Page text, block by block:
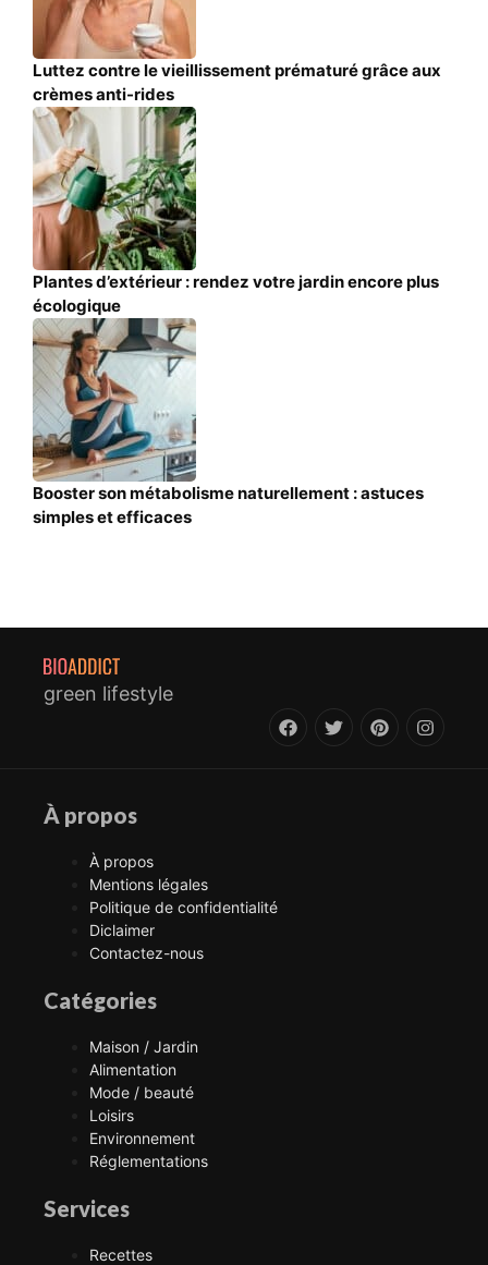
Luttez contre le vieillissement prématuré grâce aux
crèmes anti-rides
Plantes d’extérieur : rendez votre jardin encore plus
écologique
Booster son métabolisme naturellement : astuces
simples et efficaces
green lifestyle
À propos
À propos
Mentions légales
Politique de confidentialité
Diclaimer
Contactez-nous
Catégories
Maison / Jardin
Alimentation
Mode / beauté
Loisirs
Environnement
Réglementations
Services
Recettes